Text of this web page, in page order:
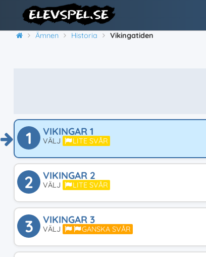
Ämnen Historia Vikingatiden
1 VIKINGAR 1
VÄLJ LITE SVÅR
2 VIKINGAR 2
VÄLJ LITE SVÅR
3 VIKINGAR 3
VÄLJ GANSKA SVÅR